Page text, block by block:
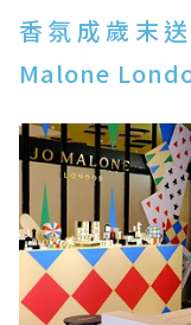
香氛成歲末
Malone